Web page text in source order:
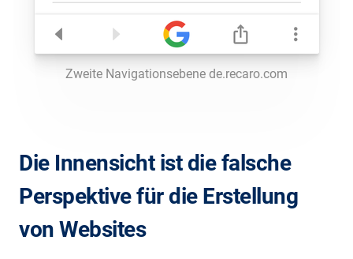
Zweite Navigationsebene de.recaro.com
Die Innensicht ist die falsche
Perspektive für die Erstellung
von Websites